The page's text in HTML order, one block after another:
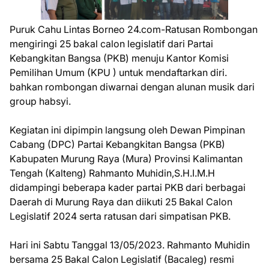
Puruk Cahu Lintas Borneo 24.com-Ratusan Rombongan
mengiringi 25 bakal calon legislatif dari Partai
Kebangkitan Bangsa (PKB) menuju Kantor Komisi
Pemilihan Umum (KPU ) untuk mendaftarkan diri.
bahkan rombongan diwarnai dengan alunan musik dari
group habsyi.
Kegiatan ini dipimpin langsung oleh Dewan Pimpinan
Cabang (DPC) Partai Kebangkitan Bangsa (PKB)
Kabupaten Murung Raya (Mura) Provinsi Kalimantan
Tengah (Kalteng) Rahmanto Muhidin,S.H.I.M.H
didampingi beberapa kader partai PKB dari berbagai
Daerah di Murung Raya dan diikuti 25 Bakal Calon
Legislatif 2024 serta ratusan dari simpatisan PKB.
Hari ini Sabtu Tanggal 13/05/2023. Rahmanto Muhidin
bersama 25 Bakal Calon Legislatif (Bacaleg) resmi